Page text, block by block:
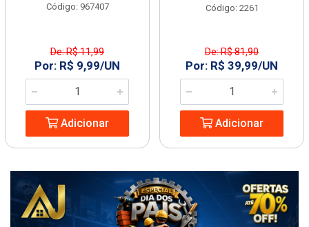
Código: 967407
De: R$ 11,99
Por: R$ 9,99/UN
Adicionar
Código: 2261
De: R$ 81,90
Por: R$ 39,99/UN
Adicionar